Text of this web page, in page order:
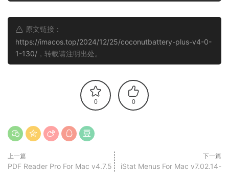
原文链接：
https://imacos.top/2024/12/25/coconutbattery-plus-v4-0-
1-130/ ，转载请注明出处。
0 0
上一篇
PDF Reader Pro For Mac v4.7.5
下一篇
iStat Menus For Mac v7.02.14-